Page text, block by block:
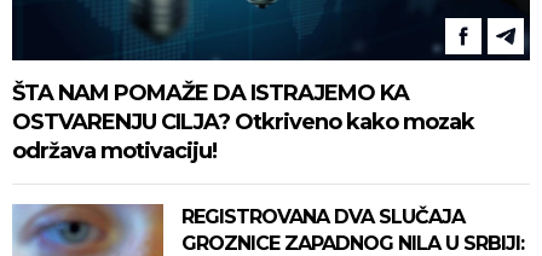
ŠTA NAM POMAŽE DA ISTRAJEMO KA
OSTVARENJU CILJA? Otkriveno kako mozak
održava motivaciju!
REGISTROVANA DVA SLUČAJA
GROZNICE ZAPADNOG NILA U SRBIJI: